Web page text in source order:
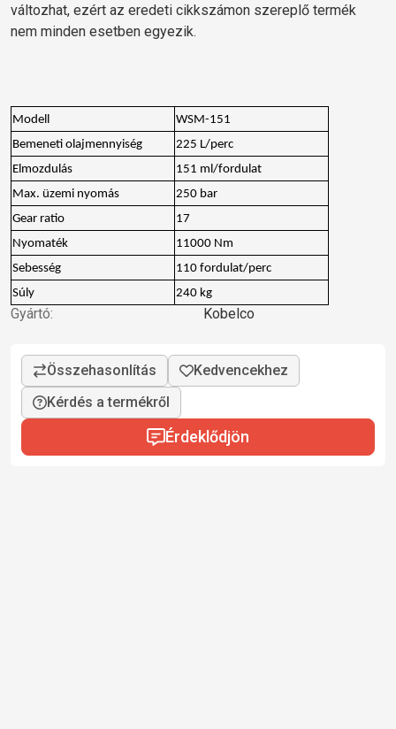
változhat, ezért az eredeti cikkszámon szereplő termék
nem minden esetben egyezik.
Modell
WSM-151
Bemeneti olajmennyiség
225 L/perc
Elmozdulás
151 ml/fordulat
Max. üzemi nyomás
250 bar
Gear ratio
17
Nyomaték
11000 Nm
Sebesség
110 fordulat/perc
Súly
240 kg
Gyártó: Kobelco
Kérdés a termékről
Érdeklődjön